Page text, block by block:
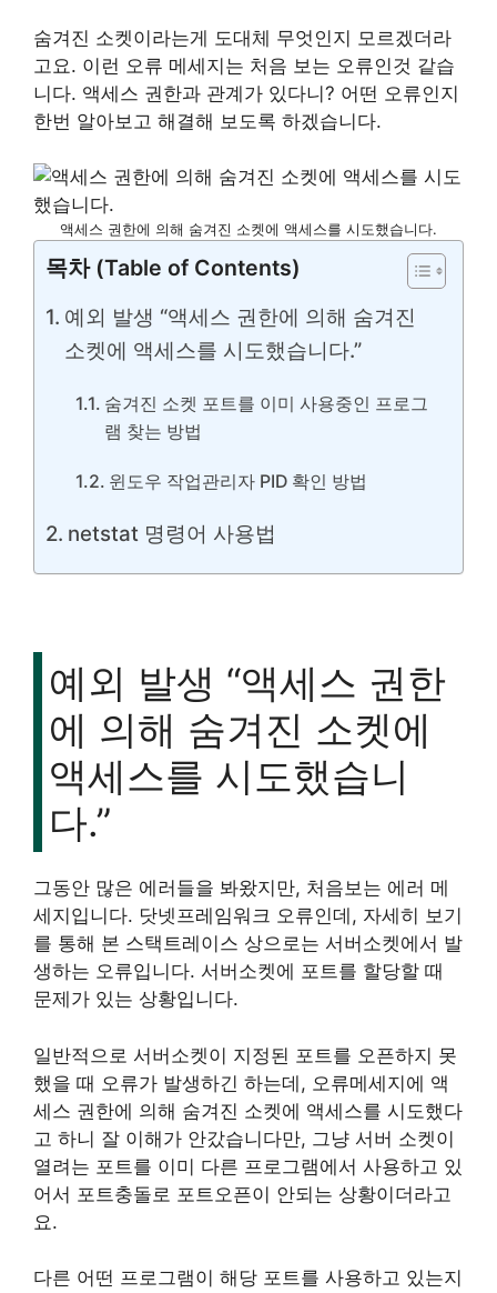
숨겨진 소켓이라는게 도대체 무엇인지 모르겠더라
고요. 이런 오류 메세지는 처음 보는 오류인것 같습
니다. 액세스 권한과 관계가 있다니? 어떤 오류인지
한번 알아보고 해결해 보도록 하겠습니다.
액세스 권한에 의해 숨겨진 소켓에 액세스를 시도했습니다.
목차 (Table of Contents)
예외 발생 “액세스 권한에 의해 숨겨진
소켓에 액세스를 시도했습니다.”
숨겨진 소켓 포트를 이미 사용중인 프로그
램 찾는 방법
윈도우 작업관리자 PID 확인 방법
netstat 명령어 사용법
예외 발생 “액세스 권한
에 의해 숨겨진 소켓에
액세스를 시도했습니
다.”
그동안 많은 에러들을 봐왔지만, 처음보는 에러 메
세지입니다. 닷넷프레임워크 오류인데, 자세히 보기
를 통해 본 스택트레이스 상으로는 서버소켓에서 발
생하는 오류입니다. 서버소켓에 포트를 할당할 때
문제가 있는 상황입니다.
일반적으로 서버소켓이 지정된 포트를 오픈하지 못
했을 때 오류가 발생하긴 하는데, 오류메세지에 액
세스 권한에 의해 숨겨진 소켓에 액세스를 시도했다
고 하니 잘 이해가 안갔습니다만, 그냥 서버 소켓이
열려는 포트를 이미 다른 프로그램에서 사용하고 있
어서 포트충돌로 포트오픈이 안되는 상황이더라고
요.
다른 어떤 프로그램이 해당 포트를 사용하고 있는지